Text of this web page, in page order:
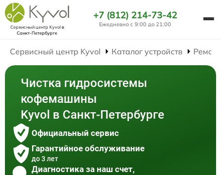
Сервисный центр Kyvolв
Санкт-Петербурге
+7 (812) 214-73-42
Ежедневно с 9:00 до 21:00
Сервисный центр Kyvol Каталог устройств
Чистка гидросистемы
кофемашины
Kyvol в Санкт-Петербурге
Официальный сервис
Гарантийное обслуживание
до 3 лет
Диагностика за наш счет,